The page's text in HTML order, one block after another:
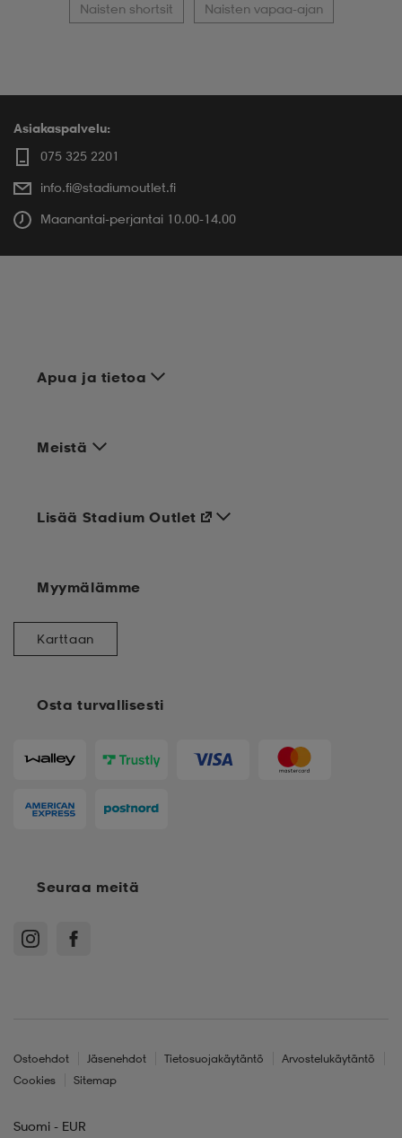
Naisten shortsit Naisten vapaa-ajan
Asiakaspalvelu:
075 325 2201
info.fi@stadiumoutlet.fi
Maanantai-perjantai 10.00-14.00
Apua ja tietoa
Meistä
Osta turvallisesti
Lisää Stadium Outlet
Myymälämme
Karttaan
Seuraa meitä
Ostoehdot Jäsenehdot Tietosuojakäytäntö
Arvostelukäytäntö
Cookies
Sitemap
Suomi - EUR